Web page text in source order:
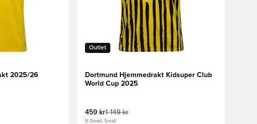
2025/26
Outlet
Dortmund Hjemmedrakt Kidsuper Club
World Cup 2025
459 kr1 149 kr
X-Small, Small